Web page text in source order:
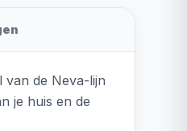
van de Neva-lijn
je huis en de